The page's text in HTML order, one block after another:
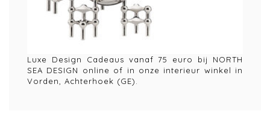
Luxe Design Cadeaus vanaf 75 euro bij NORTH
SEA DESIGN online of in onze interieur winkel in
Vorden, Achterhoek (GE).